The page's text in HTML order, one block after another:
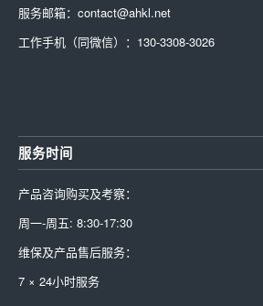
服务邮箱：contact@ahkl.net
工作手机（同微信）：130-3308-3026
服务时间
产品咨询购买及考察：
周一-周五: 8:30-17:30
维保及产品售后服务：
7 × 24小时服务